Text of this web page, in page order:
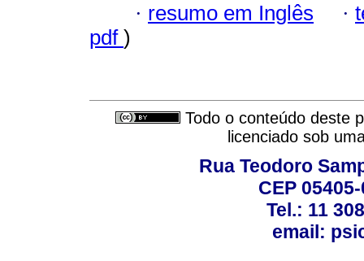
· resumo em Inglês ·
pdf )
Todo o conteúdo deste
licenciado sob
Rua Teodoro
CEP
Tel.: 11
email: